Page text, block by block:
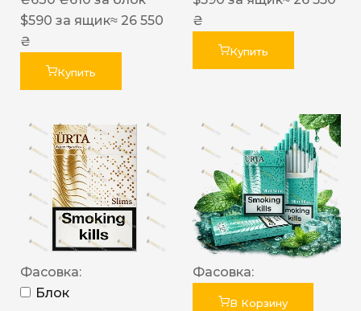
$590 за ящик≈ 26 550
₴
Купить
₴
Купить
Фасовка:
Блок
Фасовка:
В Корзину